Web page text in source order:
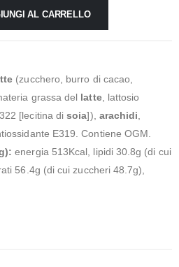
AL CARRELLO
(zucchero, burro di cacao,
grassa del latte, lattosio
[lecitina disoia]), arachidi
E319. Contiene OGM.
energia 513Kcal, lipidi 30.8g (di cui
56.4g (di cui zuccheri 48.7g),